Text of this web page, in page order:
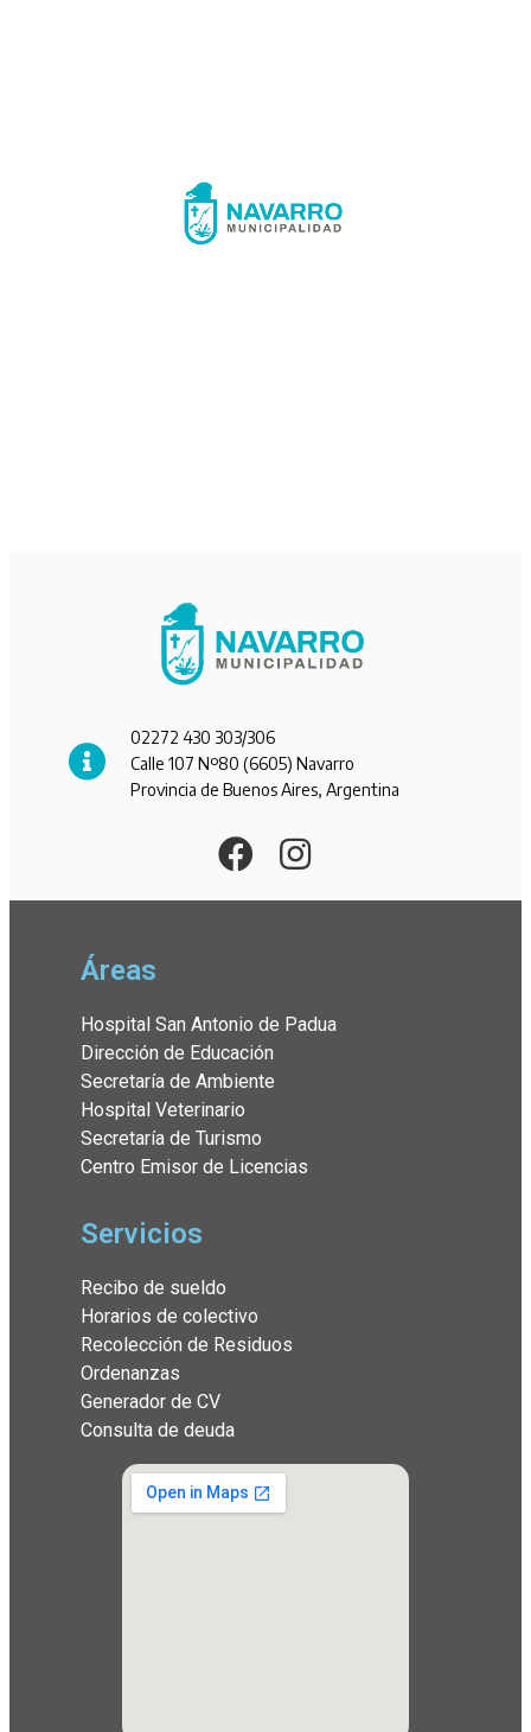
02272 430 303/306
Calle 107 Nº80 (6605) Navarro
Provincia de Buenos Aires, Argentina
Áreas
Hospital San Antonio de Padua
Dirección de Educación
Secretaría de Ambiente
Hospital Veterinario
Secretaría de Turismo
Centro Emisor de Licencias
Servicios
Recibo de sueldo
Horarios de colectivo
Recolección de Residuos
Ordenanzas
Generador de CV
Consulta de deuda